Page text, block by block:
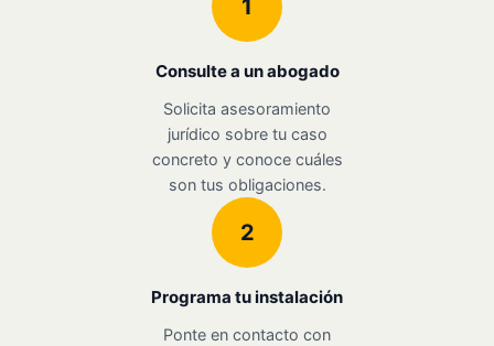
1
Consulte a un abogado
Solicita asesoramiento
jurídico sobre tu caso
concreto y conoce cuáles
son tus obligaciones.
2
Programa tu instalación
Ponte en contacto con